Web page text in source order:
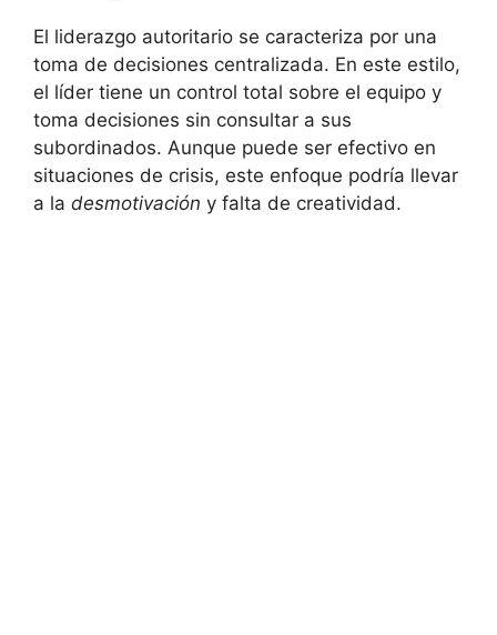
El liderazgo autoritario se caracteriza por una
toma de decisiones centralizada. En este estilo,
el líder tiene un control total sobre el equipo y
toma decisiones sin consultar a sus
subordinados. Aunque puede ser efectivo en
situaciones de crisis, este enfoque podría llevar
a la desmotivación y falta de creatividad.